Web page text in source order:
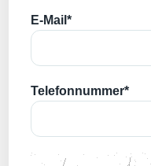
E-Mail*
Telefonnummer*